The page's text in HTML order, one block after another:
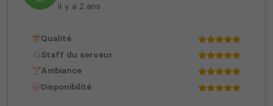
il y a 2 ans
Qualité
Staff du serveur
Ambiance
Disponibilité